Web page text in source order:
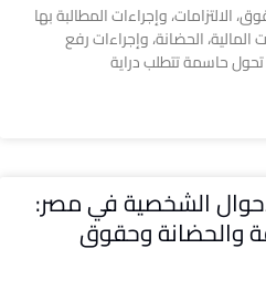
الالتزامات، وإجراءات المطالبة بها
الحضانة، وإجراءات رفع
حاسمة تتطلب دراية
الشخصية في مصر:
والحضانة وحقوق